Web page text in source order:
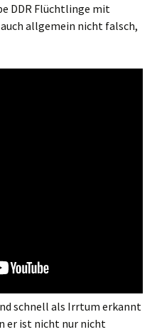
DDR Flüchtlinge mit
allgemein nicht falsch,
schnell als Irrtum erkannt
er ist nicht nur nicht